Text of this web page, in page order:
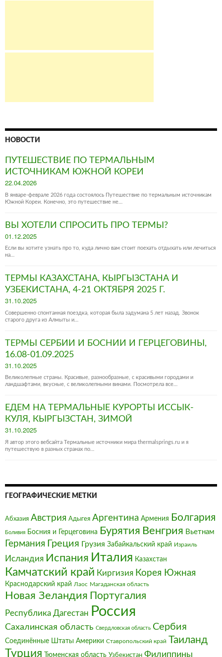
НОВОСТИ
ПУТЕШЕСТВИЕ ПО ТЕРМАЛЬНЫМ
ИСТОЧНИКАМ ЮЖНОЙ КОРЕИ
Posted
on
22.04.2026
В январе-феврале 2026 года состоялось Путешествие по термальным источникам
Южной Кореи. Конечно, это путешествие не…
ВЫ ХОТЕЛИ СПРОСИТЬ ПРО ТЕРМЫ?
Posted
on
01.12.2025
Если вы хотите узнать про то, куда лично вам стоит поехать отдыхать или лечиться
на…
ТЕРМЫ КАЗАХСТАНА, КЫРГЫЗСТАНА И
УЗБЕКИСТАНА, 4-21 ОКТЯБРЯ 2025 Г.
Posted
on
31.10.2025
Совершенно спонтанная поездка, которая была задумана 5 лет назад. Звонок
старого друга из Алмыты и…
ТЕРМЫ СЕРБИИ И БОСНИИ И ГЕРЦЕГОВИНЫ,
16.08-01.09.2025
Posted
on
31.10.2025
Великолепные страны. Красивые, разнообразные, с красивыми городами и
ландшафтами, вкусные, с великолепными винами. Посмотрела все…
ЕДЕМ НА ТЕРМАЛЬНЫЕ КУРОРТЫ ИССЫК-
КУЛЯ, КЫРГЫЗСТАН, ЗИМОЙ
Posted
on
31.10.2025
Я автор этого вебсайта Термальные источники мира thermalsprings.ru и я
путешествую в разных странах по…
ГЕОГРАФИЧЕСКИЕ МЕТКИ
Абхазия Австрия‎ Адыгея Аргентина Армения Болгария‎
Боливия Босния и Герцеговина Бурятия Венгрия Вьетнам
Германия Греция Грузия Забайкальский край Израиль
Исландия Испания Италия‎ Казахстан
Камчатский край Киргизия Корея Южная
Краснодарский край Лаос Магаданская область
Новая Зеландия Португалия
Республика Дагестан Россия
Сахалинская область Свердловская область Сербия
Соединённые Штаты Америки Ставропольский край Таиланд
Турция Тюменская область Узбекистан Филиппины